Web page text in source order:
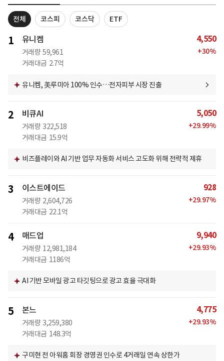
전체 코스피 코스닥 ETF
1 유니켐
거래량 59,961
거래대금 2.7억
4,550
+30%
유니켐, 美루미아 100% 인수…전자피부 시장 진출
2 비큐AI
거래량 322,518
거래대금 15.9억
5,050
+29.99%
비즈플레이와 AI 기반 업무 자동화 서비스 고도화 위해 전략적 제휴
3 이스트에이드
거래량 2,604,726
거래대금 22.1억
928
+29.97%
4 매드업
거래량 12,981,184
거래대금 1186억
9,940
+29.93%
AI 기반 모바일 광고 타깃팅으로 광고 효율 극대화
5 본느
거래량 3,259,380
거래대금 148.3억
4,775
+29.93%
구미현 전 아워홈 회장 경영권 인수로 4거래일 연속 상한가